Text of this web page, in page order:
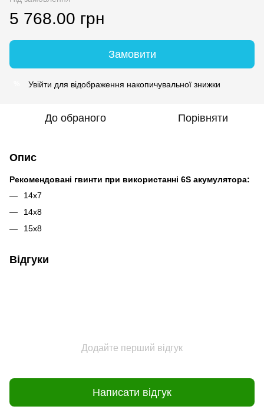
5 768.00 грн
Замовити
Увійти для відображення накопичувальної знижки
До обраного Порівняти
Опис
Рекомендовані гвинти при використанні 6S акумулятора:
14х7
14х8
15х8
Відгуки
Додайте перший відгук
Написати відгук